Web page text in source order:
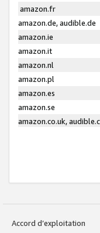
amazon.fr
amazon.de, audible.de
amazon.ie
amazon.it
amazon.nl
amazon.pl
amazon.es
amazon.se
amazon.co.uk,
Accord d’exploitation